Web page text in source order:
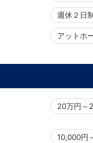
週休２日
アットホ
20万円～
10,000円